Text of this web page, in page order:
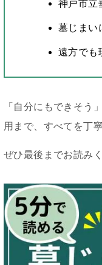
神戸市立
墓じまい
遠方でも
「自分にもできそう
用まで、すべてを丁
ぜひ最後までお読み